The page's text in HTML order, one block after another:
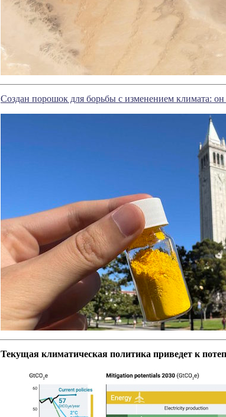
Создан порошок для борьбы с изменением климата: он
Текущая климатическая политика приведет к